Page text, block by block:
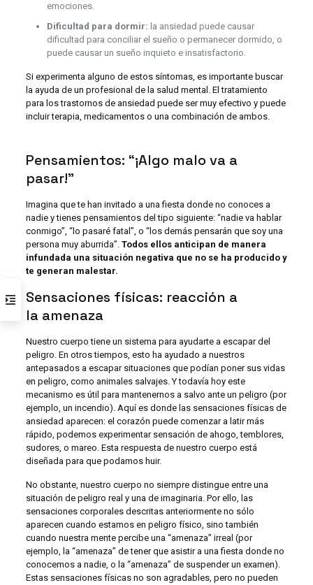
emociones.
Dificultad para dormir: la ansiedad puede causar
dificultad para conciliar el sueño o permanecer dormido, o
puede causar un sueño inquieto e insatisfactorio.
Si experimenta alguno de estos síntomas, es importante buscar
la ayuda de un profesional de la salud mental. El tratamiento
para los trastornos de ansiedad puede ser muy efectivo y puede
incluir terapia, medicamentos o una combinación de ambos.
Pensamientos: “¡Algo malo va a
pasar!”
Imagina que te han invitado a una fiesta donde no conoces a
nadie y tienes pensamientos del tipo siguiente: “nadie va hablar
conmigo”, “lo pasaré fatal”, o “los demás pensarán que soy una
persona muy aburrida”. Todos ellos anticipan de manera
infundada una situación negativa que no se ha producido y
te generan malestar.
Sensaciones físicas: reacción a
la amenaza
Nuestro cuerpo tiene un sistema para ayudarte a escapar del
peligro. En otros tiempos, esto ha ayudado a nuestros
antepasados a escapar situaciones que podían poner sus vidas
en peligro, como animales salvajes. Y todavía hoy este
mecanismo es útil para mantenernos a salvo ante un peligro (por
ejemplo, un incendio). Aquí es donde las sensaciones físicas de
ansiedad aparecen: el corazón puede comenzar a latir más
rápido, podemos experimentar sensación de ahogo, temblores,
sudores, o mareo. Esta respuesta de nuestro cuerpo está
diseñada para que podamos huir.
No obstante, nuestro cuerpo no siempre distingue entre una
situación de peligro real y una de imaginaria. Por ello, las
sensaciones corporales descritas anteriormente no sólo
aparecen cuando estamos en peligro físico, sino también
cuando nuestra mente percibe una “amenaza” irreal (por
ejemplo, la “amenaza” de tener que asistir a una fiesta donde no
conocemos a nadie, o la “amenaza” de suspender un examen).
Estas sensaciones físicas no son agradables, pero no pueden